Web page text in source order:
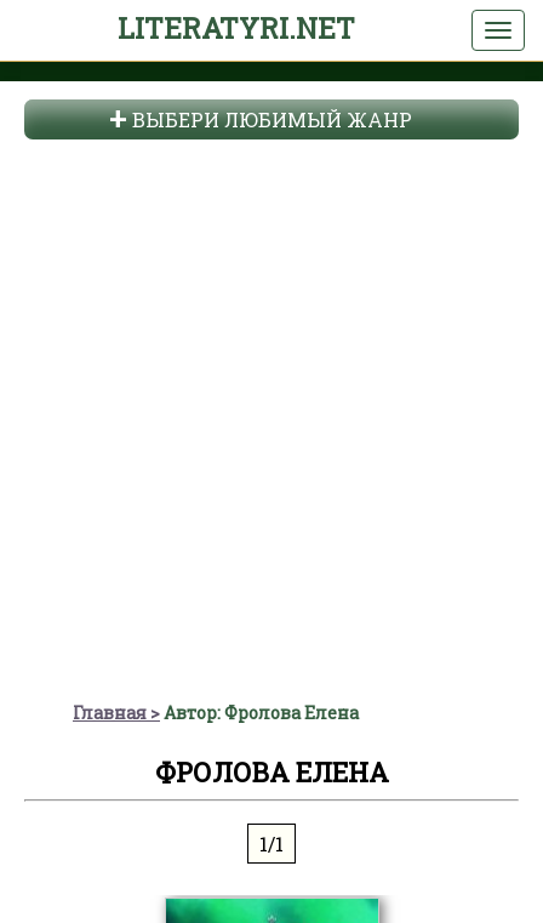
LITERATYRI.NET
ВЫБЕРИ ЛЮБИМЫЙ ЖАНР
Главная Автор: Фролова Елена
ФРОЛОВА ЕЛЕНА
1/1